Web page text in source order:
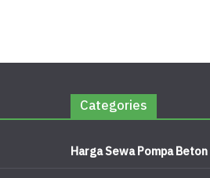
Categories
Harga Sewa Pompa Beton